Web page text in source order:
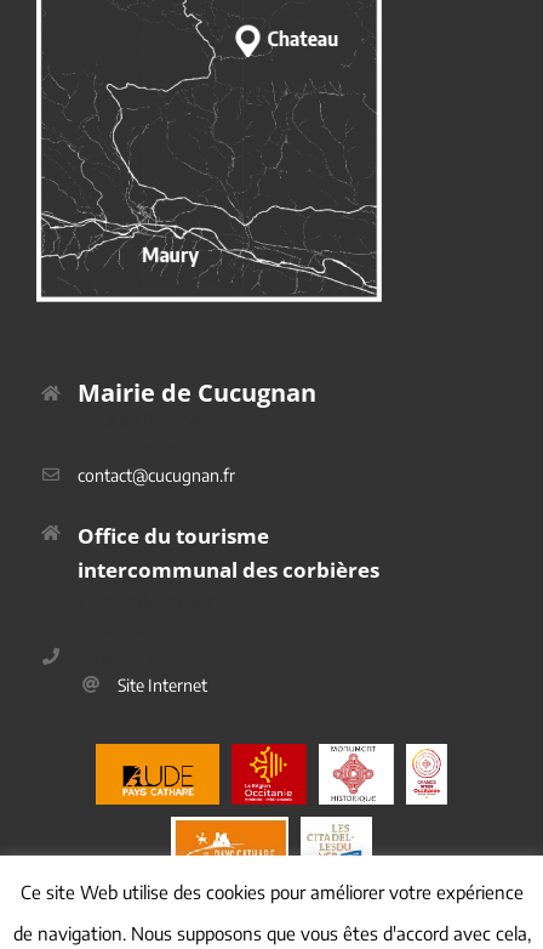
Mairie de Cucugnan
contact@cucugnan.fr
Office du tourisme
intercommunal des corbières
Site Internet
Ce site Web utilise des cookies pour améliorer votre expérience
de navigation. Nous supposons que vous êtes d'accord avec cela,